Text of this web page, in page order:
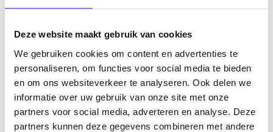
Deze website maakt gebruik van cookies
We gebruiken cookies om content en advertenties te
personaliseren, om functies voor social media te bieden
en om ons websiteverkeer te analyseren. Ook delen we
informatie over uw gebruik van onze site met onze
partners voor social media, adverteren en analyse. Deze
partners kunnen deze gegevens combineren met andere
Irak
Iran
Italie
Jordanië
Kazachstan